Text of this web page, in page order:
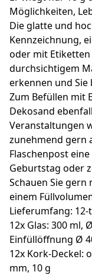
Möglichkeiten,
Die glatte und
Kennzeichnung,
oder mit
durchsichtigem
erkennen und
Zum Befüllen mit
Dekosand
Veranstaltungen
zunehmend gern
Flaschenpost
Geburtstag oder
Schauen Sie
einem
Lieferumfang:
12x Glas: 300 ml,
Einfüllöffnung Ø
12x Kork-Deckel:
mm, 10 g